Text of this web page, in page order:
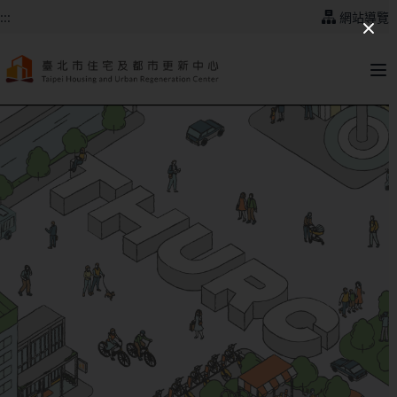
跳到主要內容
::: 網站導覽
:::